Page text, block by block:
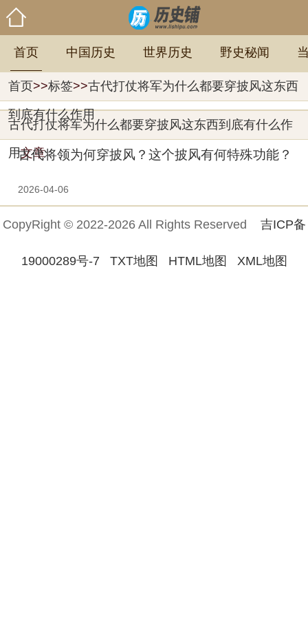
首页 中国历史 世界历史 野史秘闻
首页>>标签>>古代打仗将军为什么都要穿披风这东西
到底有什么作用
古代打仗将军为什么都要穿披风这东西到底有什么作
用文章
古代将领为何穿披风？这个披风有何特殊功能？
2026-04-06
CopyRight © 2022-2026 All Rights Reserved 吉ICP备
19000289号-7 TXT地图 HTML地图 XML地图